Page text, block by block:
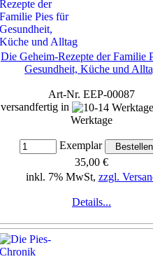
Die Geheim-Rezepte der Familie
Gesundheit, Küche und
Art-Nr. EEP-00087
versandfertig in
Werktage
Exemplar
35,00 €
inkl. 7% MwSt, zzgl.
Details...